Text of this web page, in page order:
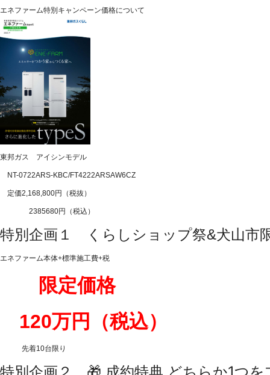
エネファーム特別キャンペーン価格について
東邦ガス アイシンモデル
NT-0722ARS-KBC/FT4222ARSAW6CZ
定価2,168,800円（税抜）
2385680円（税込）
特別企画１ くらしショップ祭&犬山市
エネファーム本体+標準施工費+税
限定価格
120万円（税込）
先着10台限り